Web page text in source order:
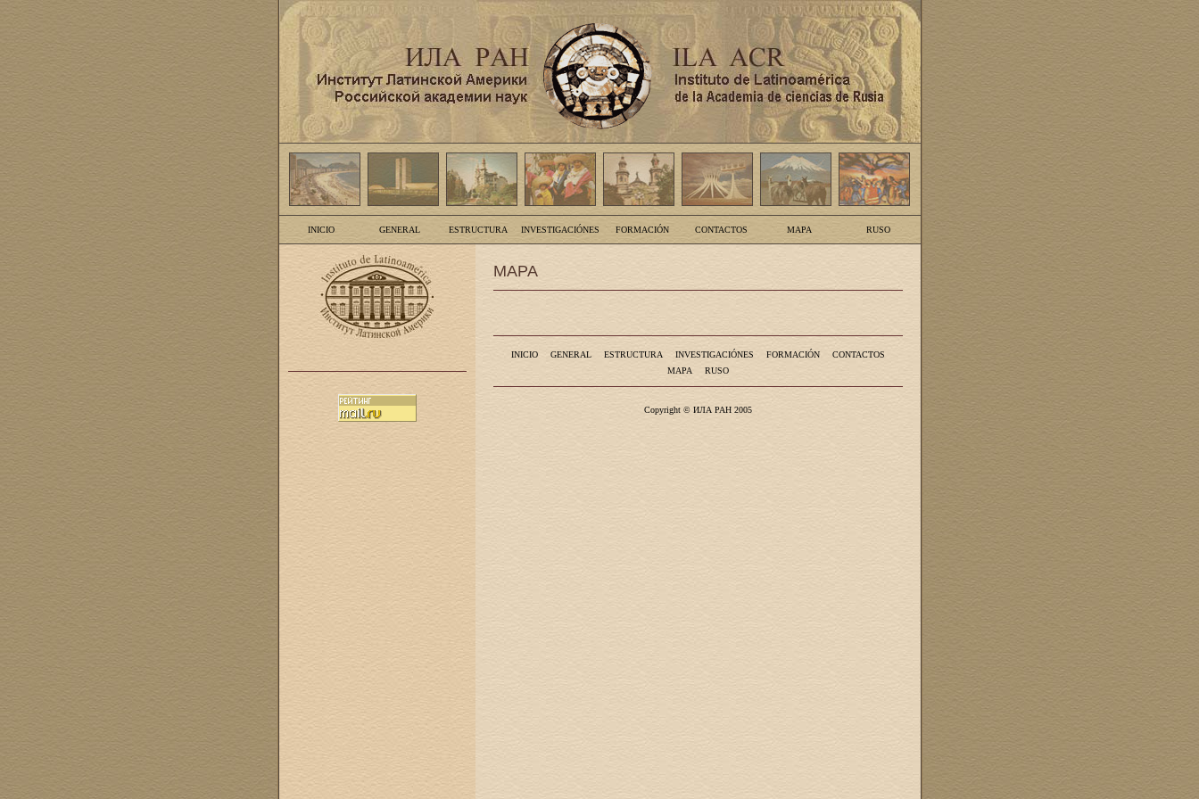
INICIO GENERAL ESTRUCTURA INVESTIGACIÓNES FORMACIÓN CONTACTOS MAPA RUSO
MAPA
INICIO GENERAL ESTRUCTURA INVESTIGACIÓNES FORMACIÓN
CONTACTOS
MAPA
RUSO
Copyright © ИЛА РАН 2005